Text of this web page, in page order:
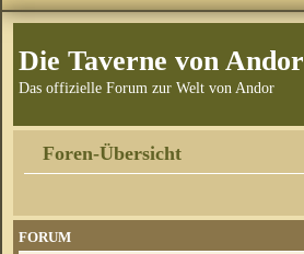
Die Taverne von Andor
Das offizielle Forum zur Welt von Andor
Foren-Übersicht
FORUM